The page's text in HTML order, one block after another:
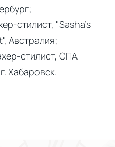
стилист, "Sasha’s
Австралия;
стилист, СПА
Хабаровск.